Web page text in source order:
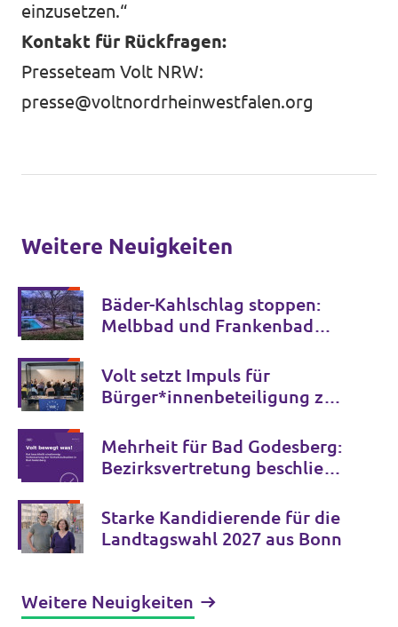
einzusetzen.“
Kontakt für Rückfragen:
Presseteam Volt NRW:
presse@voltnordrheinwestfalen.org
Weitere Neuigkeiten
Bäder-Kahlschlag stoppen:
Melbbad und Frankenbad
Volt setzt Impuls für
Bürger*innenbeteiligung zur
Mehrheit für Bad Godesberg:
Bezirksvertretung beschließt
Starke Kandidierende für die
Landtagswahl 2027 aus Bonn
Weitere Neuigkeiten